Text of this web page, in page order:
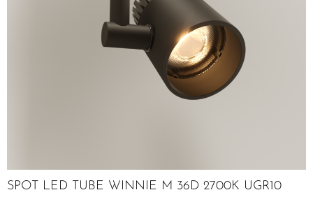
SPOT LED TUBE WINNIE M 36D 2700K UGR10